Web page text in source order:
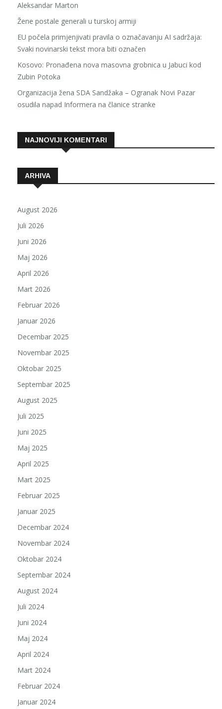
Aleksandar Marton
Žene postale generali u turskoj armiji
EU počela primjenjivati pravila o označavanju AI sadržaja:
Svaki novinarski tekst mora biti označen
Kosovo: Pronađena nova masovna grobnica u Jabuci kod
Zubin Potoka
Organizacija žena SDA Sandžaka – Ogranak Novi Pazar
osudila napad Informera na članice stranke
NAJNOVIJI KOMENTARI
ARHIVA
August 2026
Juli 2026
Juni 2026
Maj 2026
April 2026
Mart 2026
Februar 2026
Januar 2026
Decembar 2025
Novembar 2025
Oktobar 2025
Septembar 2025
August 2025
Juli 2025
Juni 2025
Maj 2025
April 2025
Mart 2025
Februar 2025
Januar 2025
Decembar 2024
Novembar 2024
Oktobar 2024
Septembar 2024
August 2024
Juli 2024
Juni 2024
Maj 2024
April 2024
Mart 2024
Februar 2024
Januar 2024